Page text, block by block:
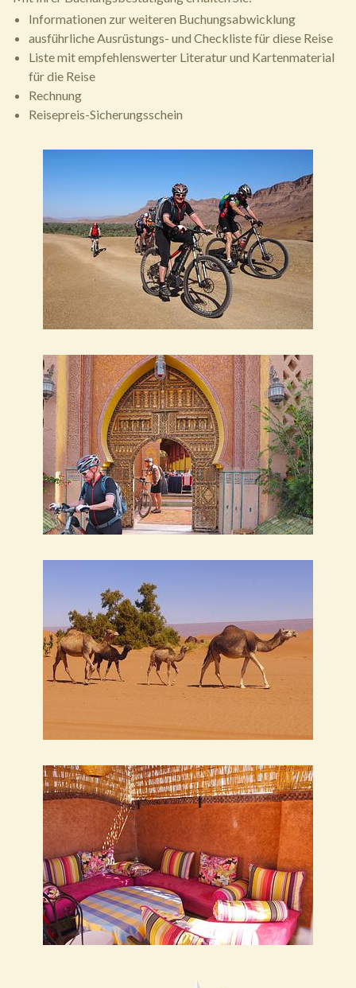
Informationen zur weiteren Buchungsabwicklung
ausführliche Ausrüstungs- und Checkliste für diese Reise
Liste mit empfehlenswerter Literatur und Kartenmaterial
für die Reise
Rechnung
Reisepreis-Sicherungsschein